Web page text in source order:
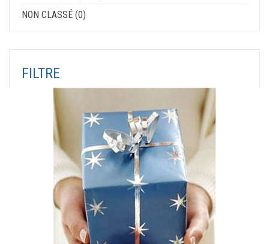
NON CLASSÉ (0)
FILTRE